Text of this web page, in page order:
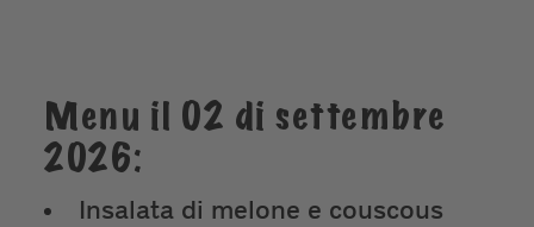
Menu il 02 di settembre
2026:
Insalata di melone e couscous